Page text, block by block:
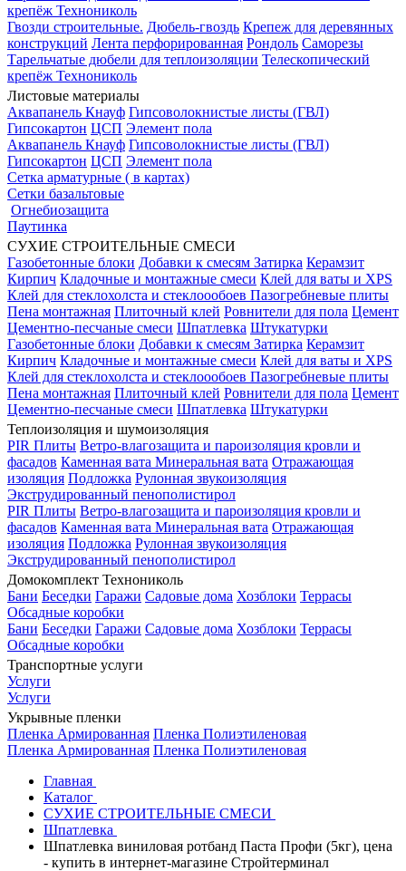
крепёж Технониколь
Гвозди строительные. Дюбель-гвоздь Крепеж для деревянных
конструкций Лента перфорированная Рондоль Саморезы
Тарельчатые дюбели для теплоизоляции Телескопический
крепёж Технониколь
Листовые материалы
Аквапанель Кнауф Гипсоволокнистые листы (ГВЛ)
Гипсокартон ЦСП Элемент пола
Аквапанель Кнауф Гипсоволокнистые листы (ГВЛ)
Гипсокартон ЦСП Элемент пола
Сетка арматурные ( в картах)
Сетки базальтовые
Огнебиозащита
Паутинка
СУХИЕ СТРОИТЕЛЬНЫЕ СМЕСИ
Газобетонные блоки Добавки к смесям Затирка Керамзит
Кирпич Кладочные и монтажные смеси Клей для ваты и XPS
Клей для стеклохолста и стеклоообоев Пазогребневые плиты
Пена монтажная Плиточный клей Ровнители для пола Цемент
Цементно-песчаные смеси Шпатлевка Штукатурки
Газобетонные блоки Добавки к смесям Затирка Керамзит
Кирпич Кладочные и монтажные смеси Клей для ваты и XPS
Клей для стеклохолста и стеклоообоев Пазогребневые плиты
Пена монтажная Плиточный клей Ровнители для пола Цемент
Цементно-песчаные смеси Шпатлевка Штукатурки
Теплоизоляция и шумоизоляция
PIR Плиты Ветро-влагозащита и пароизоляция кровли и
фасадов Каменная вата Минеральная вата Отражающая
изоляция Подложка Рулонная звукоизоляция
Экструдированный пенополистирол
PIR Плиты Ветро-влагозащита и пароизоляция кровли и
фасадов Каменная вата Минеральная вата Отражающая
изоляция Подложка Рулонная звукоизоляция
Экструдированный пенополистирол
Домокомплект Технониколь
Бани Беседки Гаражи Садовые дома Хозблоки Террасы
Обсадные коробки
Бани Беседки Гаражи Садовые дома Хозблоки Террасы
Обсадные коробки
Транспортные услуги
Услуги
Услуги
Укрывные пленки
Пленка Армированная Пленка Полиэтиленовая
Пленка Армированная Пленка Полиэтиленовая
Главная
Каталог
СУХИЕ СТРОИТЕЛЬНЫЕ СМЕСИ
Шпатлевка
Шпатлевка виниловая ротбанд Паста Профи (5кг), цена
- купить в интернет-магазине Стройтерминал